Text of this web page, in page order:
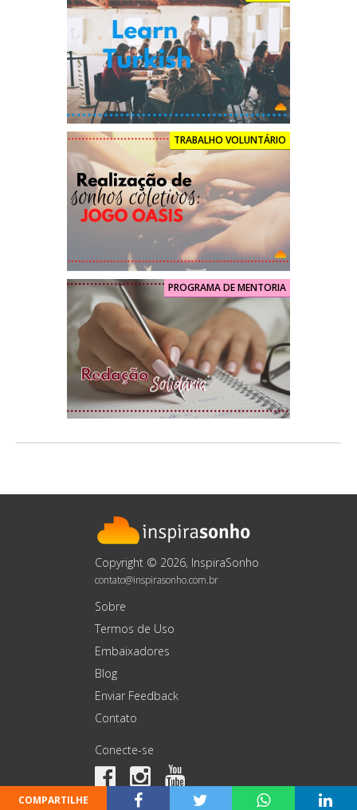
COMPARTILHE
TRABALHO VOLUNTÁRIO
PROGRAMA DE MENTORIA
Copyright © 2026, InspiraSonho
contato@inspirasonho.com.br
Sobre
Termos de Uso
Embaixadores
Blog
Enviar Feedback
Contato
Conecte-se